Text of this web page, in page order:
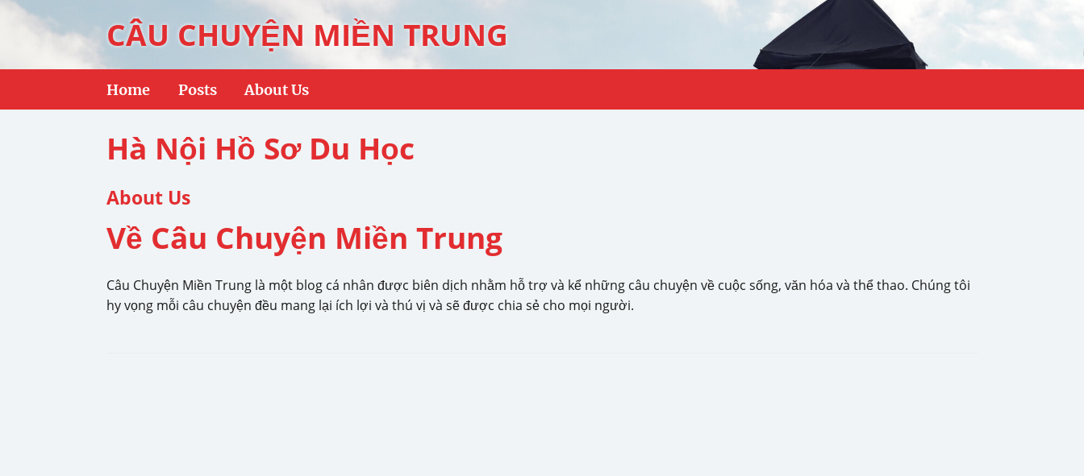
CÂU CHUYỆN MIỀN TRUNG
Home Posts About Us
Hà Nội Hồ Sơ Du Học
About Us
Về Câu Chuyện Miền Trung
Câu Chuyện Miền Trung là một blog cá nhân được biên dịch nhằm hỗ trợ và kể những câu chuyện về cuộc sống, văn hóa và thể thao. Chúng tôi
hy vọng mỗi câu chuyện đều mang lại ích lợi và thú vị và sẽ được chia sẻ cho mọi người.